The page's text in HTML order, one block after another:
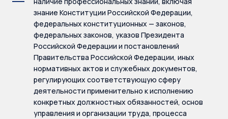
знание Конституции Российской Федерации,
федеральных конституционных — законов,
федеральных законов, указов Президента
Российской Федерации и постановлений
Правительства Российской Федерации, иных
нормативных актов и служебных документов,
регулирующих соответствующую сферу
деятельности применительно к исполнению
конкретных должностных обязанностей, основ
управления и организации труда, процесса